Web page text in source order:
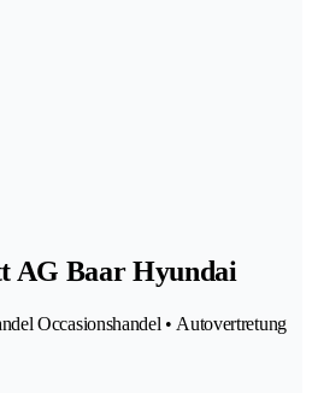
AG Baar Hyundai
Occasionshandel • Autovertretung